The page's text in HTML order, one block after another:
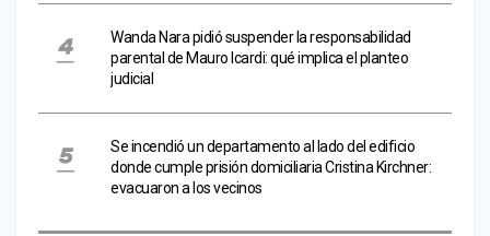
Wanda Nara pidió suspender la responsabilidad
parental de Mauro Icardi: qué implica el planteo
judicial
Se incendió un departamento al lado del edificio
donde cumple prisión domiciliaria Cristina Kirchner:
evacuaron a los vecinos